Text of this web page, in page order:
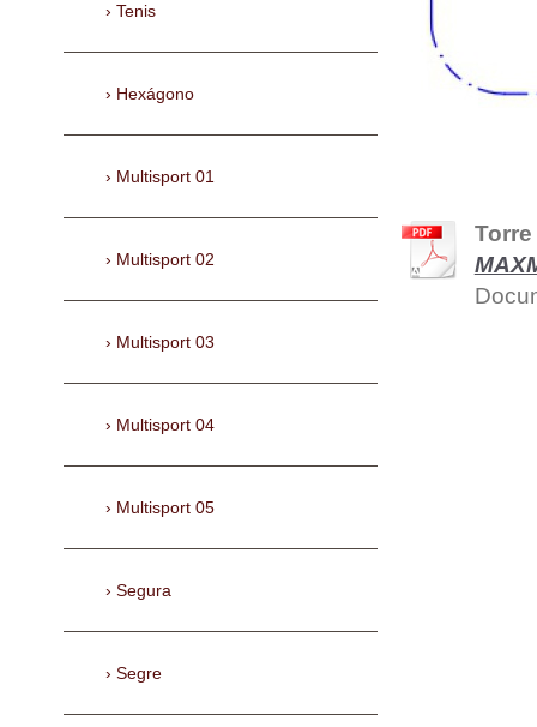
Tenis
Hexágono
Multisport 01
Multisport 02
Multisport 03
Multisport 04
Multisport 05
Segura
Segre